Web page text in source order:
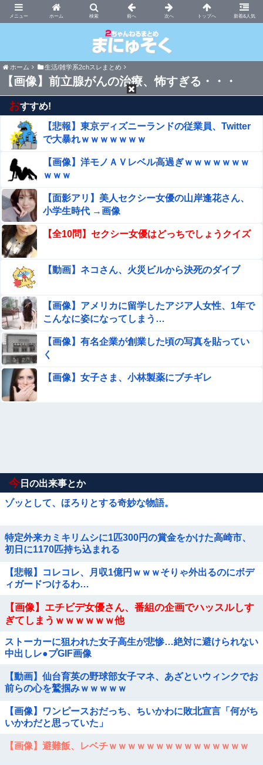
ホーム 新着&人気
まにゅそく 2chまとめニュース速報VIP
ホーム 生活/雑学系2chスレまとめ
【画像】前立腺がんの治療、怖すぎる・・・
おすすめ!
【悲報】東京ディズニーランドの従業員、Twitter
で大暴れｗｗｗｗｗｗｗ
【画像】洋モノＡＶレベル高過ぎｗｗｗｗｗｗｗ
ｗｗｗ
【面影アリ】美人セクシー女優の山岸逢花さん、
小学生時代 →画像
【全10問】セクシー女優はどっちでしょうクイズ
【動画】ネコさん、火災ビルから決死のダイブ
【画像】アメリカに留学したアジア人女性、1年で
こんなに姿になってしまう…
【画像】有名企業が創業した頃の写真を貼ってい
く
【画像】女子さま、小林製薬にブチギレ
今 日の出来事とか
ゾッとして、ほろりとする奇妙な物語。
特定外来カミキリムシに1匹300円の賞金をかけた高崎市、
初日に1170匹持ち込まれる
【悲報】コレコレ、月収1億円ｗｗｗそりゃ外出るのにボデ
ィガードつけるわ…
【画像】エチビデ女優さん、番組の企画でハッスルしす
ぎてしまうｗｗｗｗｗｗ他
ストーカーに狙われた女子高生が悲惨…絶対に避けられない
中出しレ●プGIF画像
【動画】仙台育英の野球部女子マネ、あざといウィンクでお
前らの心を鷲掴みｗｗｗｗｗ
【画像】ワンピースおだっち、ちいかわに敗北宣言「何がち
いかわだと思っていた」
【画像】避難飯、レベチｗｗｗｗｗｗｗｗｗｗｗｗｗｗｗ